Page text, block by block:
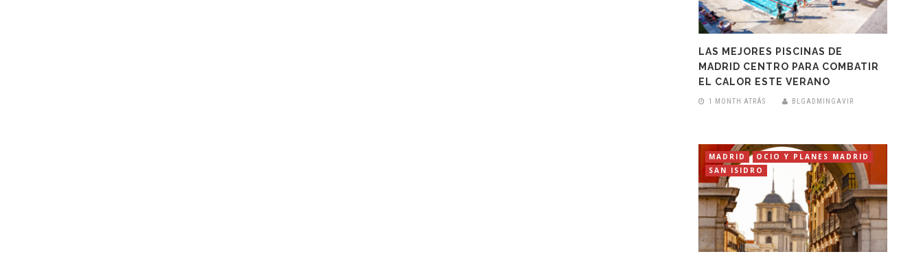
LAS MEJORES PISCINAS DE
MADRID CENTRO PARA COMBATIR
EL CALOR ESTE VERANO
1 MONTH ATRÁS BLGADMINGAVIR
MADRID
OCIO Y PLANES MADRID
SAN ISIDRO